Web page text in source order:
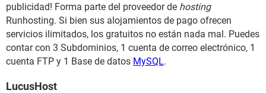
publicidad! Forma parte del proveedor de hosting
Runhosting. Si bien sus alojamientos de pago ofrecen
servicios ilimitados, los gratuitos no están nada mal. Puedes
contar con 3 Subdominios, 1 cuenta de correo electrónico, 1
cuenta FTP y 1 Base de datos MySQL.
LucusHost